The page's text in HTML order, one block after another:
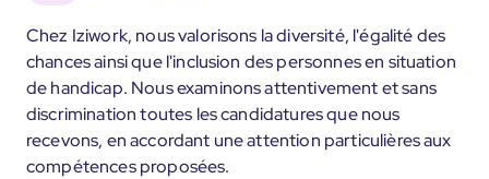
Chez Iziwork, nous valorisons la diversité, l'égalité des
chances ainsi que l'inclusion des personnes en situation
de handicap. Nous examinons attentivement et sans
discrimination toutes les candidatures que nous
recevons, en accordant une attention particulières aux
compétences proposées.